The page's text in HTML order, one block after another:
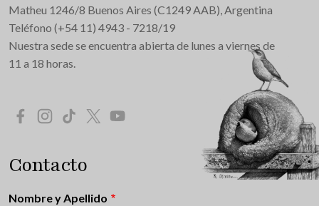
Matheu 1246/8 Buenos Aires (C1249 AAB), Argentina
Teléfono (+54 11) 4943 - 7218/19
Nuestra sede se encuentra abierta de lunes a viernes de
11 a 18 horas.
Redes Sociales
Contacto
Nombre y Apellido